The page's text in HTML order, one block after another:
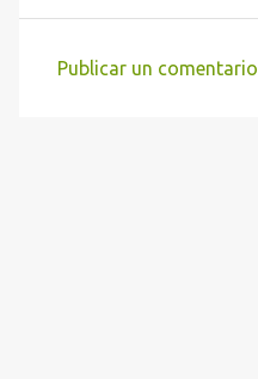
Publicar un comentario